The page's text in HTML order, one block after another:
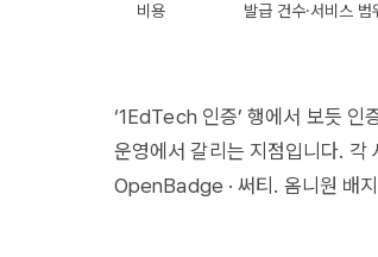
비용 발급 건수·서비스
‘1EdTech 인증’ 행에서 보듯 인
운영에서 갈리는 지점입니다.
OpenBadge ·써티 . 옴니원 배